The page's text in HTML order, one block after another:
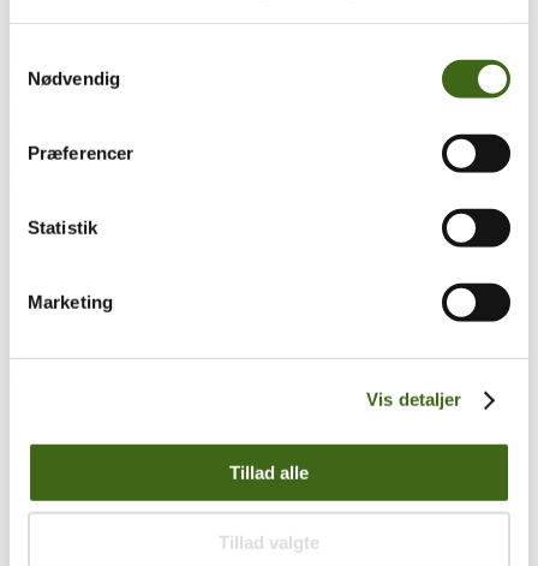
Nødvendig
Præferencer
Statistik
Marketing
Vis detaljer
Tillad alle
Tillad valgte
Foreningen af Danske Buejægere (FADB)
Bygaden 43, Torrild
Kontakt & Bestyrelsen
Sådan bliver du buejæger
Om brug af siden
Ordre historik(kræver konto)
Privatlivspolitik